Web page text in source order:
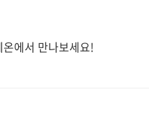
에서 만나보세요!